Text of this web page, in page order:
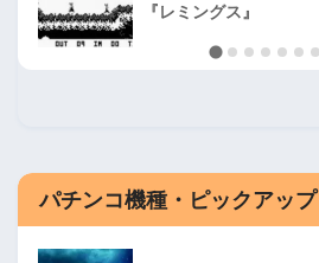
『レミングス』
パチンコ機種・ピックアップ